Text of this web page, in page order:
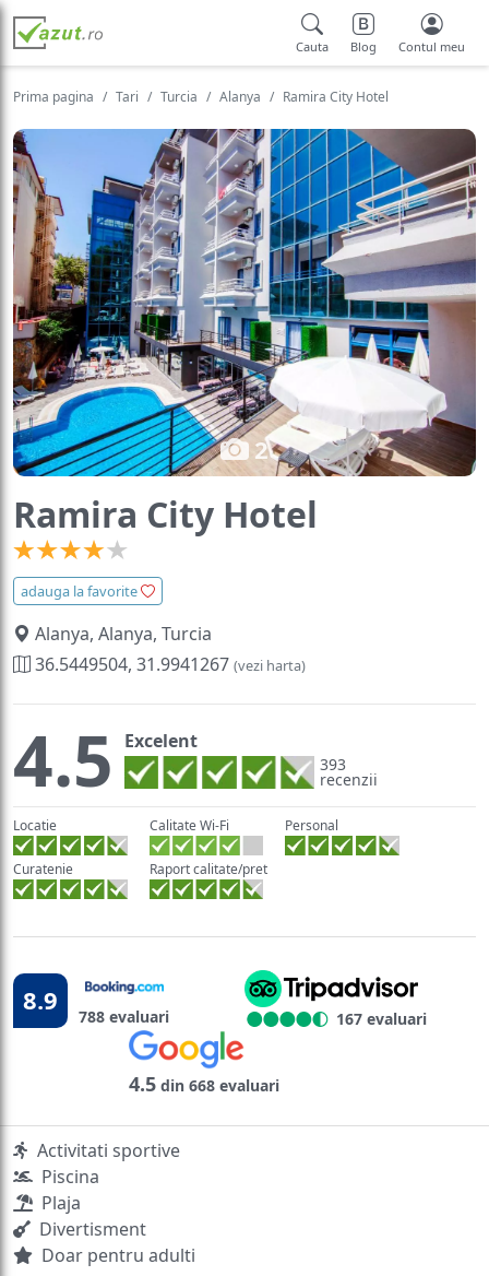
Cauta Blog Contul meu
Prima pagina Tari Turcia Alanya Ramira City Hotel
2
Ramira City Hotel
adauga la favorite
Alanya, Alanya, Turcia
36.5449504, 31.9941267 (vezi harta)
4.5 Excelent
393
recenzii
Locatie Calitate Wi-Fi Personal
Curatenie Raport calitate/pret
8.9 788 evaluari 167 evaluari
4.5 din 668 evaluari
Activitati sportive
Piscina
Plaja
Divertisment
Doar pentru adulti